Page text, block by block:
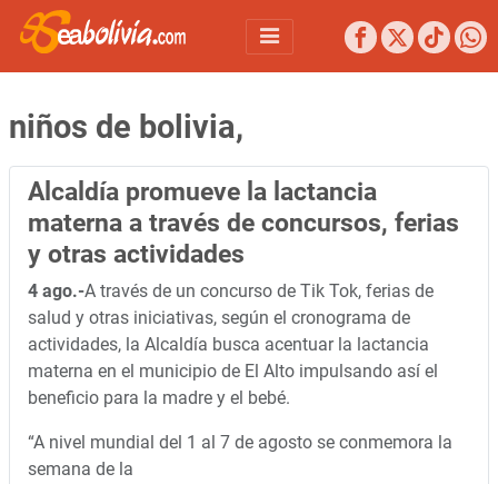
niños de bolivia,
Alcaldía promueve la lactancia
materna a través de concursos, ferias
y otras actividades
4 ago.-A través de un concurso de Tik Tok, ferias de
salud y otras iniciativas, según el cronograma de
actividades, la Alcaldía busca acentuar la lactancia
materna en el municipio de El Alto impulsando así el
beneficio para la madre y el bebé.
“A nivel mundial del 1 al 7 de agosto se conmemora la
semana de la